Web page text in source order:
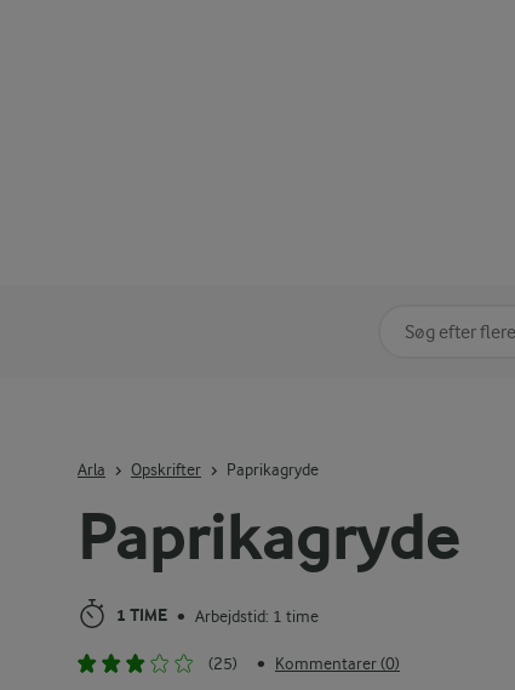
Paprikagryde
1 TIME • Arbejdstid: 1 time
(25) • Kommentarer (0)
Arla Opskrifter Paprikagryde
Søg på kategori